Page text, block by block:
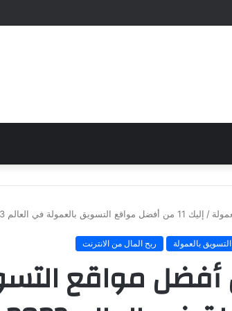
/ إليك 11 من أفضل مواقع التسويق بالعمولة في العالم 2023
التسويق بالعمولة ربح المال من الانترنت
11 من أفضل مواقع